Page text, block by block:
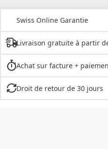
Swiss Online Garantie
Livraison gratuite à partir
Achat sur facture +
Droit de retour de 30 jours